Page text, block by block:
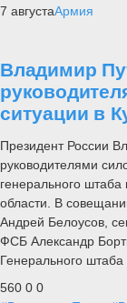
7 августаАрмия
Владимир
ситуации в
Президент России
руководителями
генерального
области. В
Андрей Белоусов,
ФСБ Александр
Генерального
560 0 0